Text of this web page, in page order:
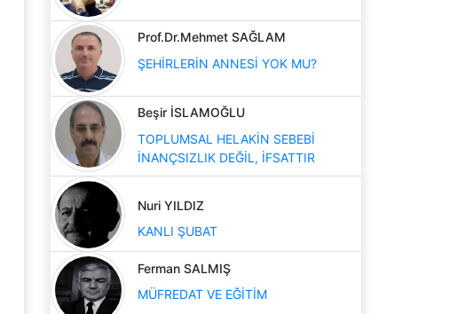
Prof.Dr.Mehmet SAĞLAM
ŞEHİRLERİN ANNESİ YOK MU?
Beşir İSLAMOĞLU
TOPLUMSAL HELAKİN SEBEBİ
İNANÇSIZLIK DEĞİL, İFSATTIR
Nuri YILDIZ
KANLI ŞUBAT
Ferman SALMIŞ
MÜFREDAT VE EĞİTİM